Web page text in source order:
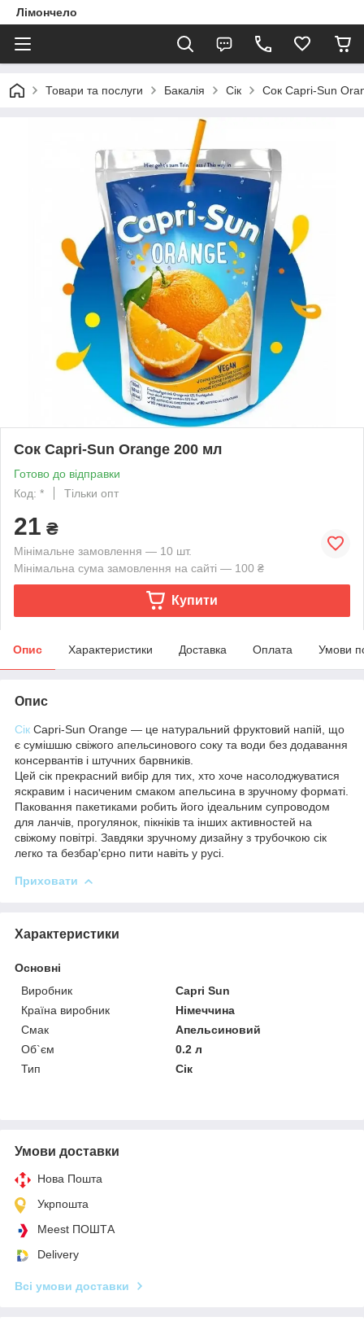
Лімончело
Товари та послуги Бакалія Сік Сок Capri-Sun
Сок Capri-Sun Orange 200 мл
Готово до відправки
Код: *
Тільки опт
21 ₴
Мінімальне замовлення — 10 шт.
Мінімальна сума замовлення на сайті — 100 ₴
Купити
Опис Характеристики Доставка Оплата Умови
Опис
Сік Capri-Sun Orange — це натуральний фруктовий напій, що
є сумішшю свіжого апельсинового соку та води без додавання
консервантів і штучних барвників.
Цей сік прекрасний вибір для тих, хто хоче насолоджуватися
яскравим і насиченим смаком апельсина в зручному форматі.
Паковання пакетиками робить його ідеальним супроводом
для ланчів, прогулянок, пікніків та інших активностей на
свіжому повітрі. Завдяки зручному дизайну з трубочкою сік
легко та безбар'єрно пити навіть у русі.
Приховати
Характеристики
Основні
Виробник
Capri Sun
Країна виробник
Німеччина
Смак
Апельсиновий
Об`єм
0.2 л
Тип
Сік
Умови доставки
Нова Пошта
Укрпошта
Meest ПОШТА
Delivery
Всі умови доставки